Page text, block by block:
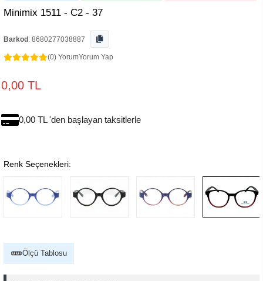
Minimix 1511 - C2 - 37
Barkod : 8680277038887
(0) YorumYorum Yap
0,00 TL
0,00 TL 'den başlayan taksitlerle
Renk Seçenekleri:
Ölçü Tablosu